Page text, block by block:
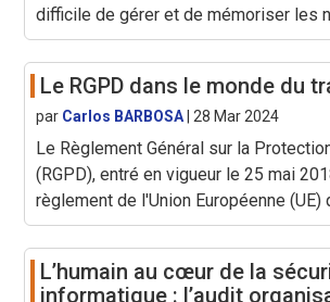
difficile de gérer et de mémoriser les
Le RGPD dans le monde du
par Carlos BARBOSA 28 Mar 2024
Le Règlement Général sur la
(RGPD), entré en vigueur le 25 mai
règlement de l'Union Européenne (UE)
L’humain au cœur de la
informatique : l’audit